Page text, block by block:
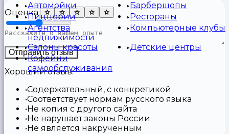
Автомойки
Барбершопы
Пиццерии
Рестораны
Агентства
недвижимости
Компьютерные клубы
Салоны красоты
Детские центры
Кофейни
самообслуживания
Оценка:
Отправить отзыв
Хороший отзыв:
Содержательный, с конкретикой
Соответствует нормам русского языка
Не копия с другого сайта
Не нарушает законы России
Не является накрученным